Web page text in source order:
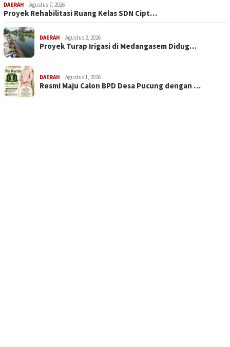
DAERAH Agustus 7, 2026
Proyek Rehabilitasi Ruang Kelas SDN Cipt…
DAERAH Agustus 2, 2026
Proyek Turap Irigasi di Medangasem Didug…
DAERAH Agustus 1, 2026
Resmi Maju Calon BPD Desa Pucung dengan …